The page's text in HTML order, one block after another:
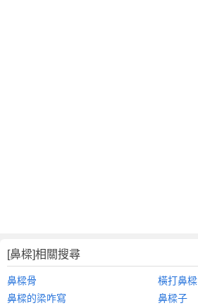
[鼻樑]相關搜尋
鼻樑骨
橫打鼻樑
鼻樑的梁咋寫
鼻樑子